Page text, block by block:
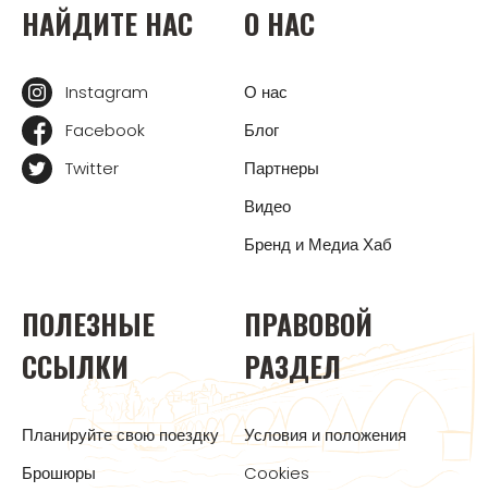
НАЙДИТЕ НАС
Instagram
Facebook
Twitter
О НАС
О нас
Блог
Партнеры
Видео
Бренд и Медиа Хаб
ПОЛЕЗНЫЕ
ССЫЛКИ
Планируйте свою поездку
Брошюры
ПРАВОВОЙ
РАЗДЕЛ
Условия и положения
Cookies